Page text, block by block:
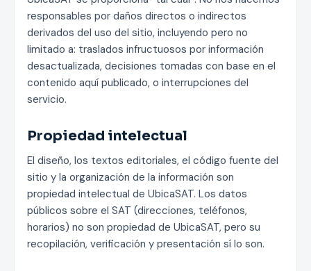
responsables por daños directos o indirectos
derivados del uso del sitio, incluyendo pero no
limitado a: traslados infructuosos por información
desactualizada, decisiones tomadas con base en el
contenido aquí publicado, o interrupciones del
servicio.
Propiedad intelectual
El diseño, los textos editoriales, el código fuente del
sitio y la organización de la información son
propiedad intelectual de UbicaSAT. Los datos
públicos sobre el SAT (direcciones, teléfonos,
horarios) no son propiedad de UbicaSAT, pero su
recopilación, verificación y presentación sí lo son.